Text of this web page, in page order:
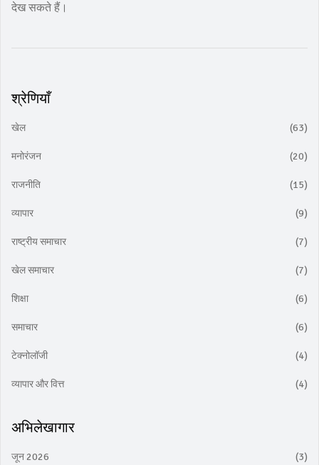
देख सकते हैं।
श्रेणियाँ
खेल (63)
मनोरंजन (20)
राजनीति (15)
व्यापार (9)
राष्ट्रीय समाचार (7)
खेल समाचार (7)
शिक्षा (6)
समाचार (6)
टेक्नोलॉजी (4)
व्यापार और वित्त (4)
अभिलेखागार
जून 2026 (3)